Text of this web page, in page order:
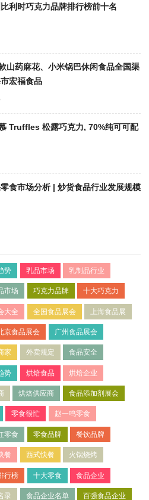
利时巧克力品牌排行榜前十名
山药麻花、小米锅巴休闲食品全国渠
宏福食品
Truffles 松露巧克力, 70%纯可可配
食市场分析 | 炒货食品行业发展规模
势 乳品市场 乳制品行业
市场 巧克力品牌 十大巧克力
大全 全国食品展会 上海食品展
京食品展会 广州食品展会
家 外卖规定 食品安全
势 烘焙食品 烘焙企业
烘焙供应商 食品添加剂展会
零食很忙 赵一鸣零食
零食 零食品牌 餐饮品牌
餐 西式快餐 火锅烧烤
行榜 十大零食 食品企业
录 食品企业名单 百强食品企业